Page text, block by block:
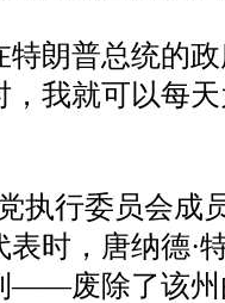
朗普总统的
我就可以每
执行委员会成
表时，唐纳德·
——废除了该